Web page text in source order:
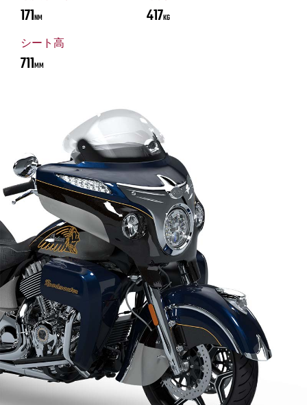
171NM 417KG
シート高
711MM